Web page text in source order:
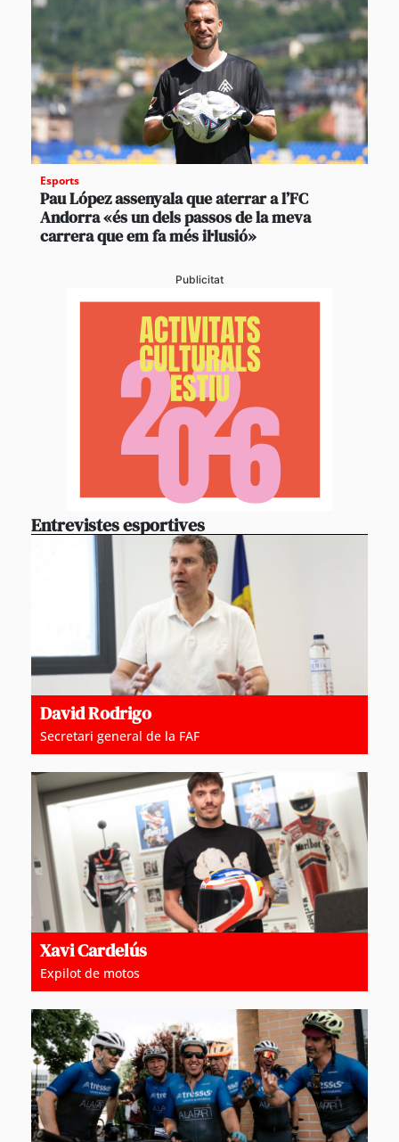
Esports
Pau López assenyala que aterrar a l’FC
Andorra «és un dels passos de la meva
carrera que em fa més il·lusió»
Publicitat
Entrevistes esportives
David Rodrigo
Secretari general de la FAF
Xavi Cardelús
Expilot de motos